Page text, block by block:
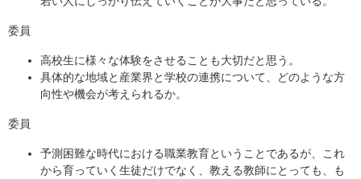
委員
高校生に様々な体験をさせることも大切だと思う。
具体的な地域と産業界と学校の連携について、どのような方
向性や機会が考えられるか。
委員
予測困難な時代における職業教育ということであるが、これ
から育っていく生徒だけでなく、教える教師にとっても、も